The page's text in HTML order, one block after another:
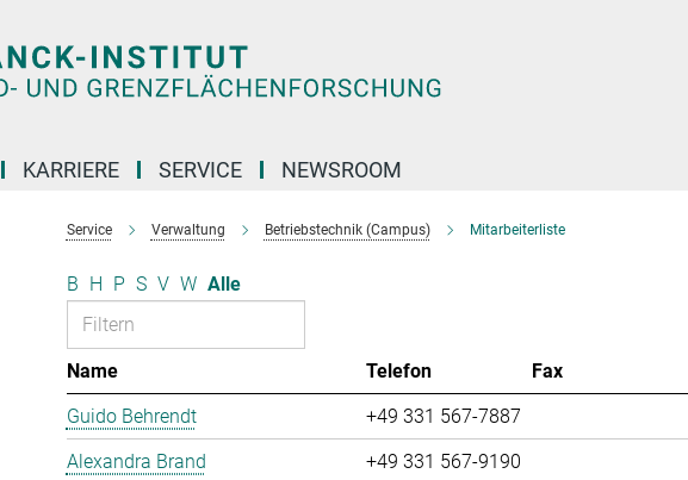
KARRIERE SERVICE NEWSROOM
Service Verwaltung Betriebstechnik (Campus) Mitarbeiterliste
B H P S V W Alle
Name Telefon Fax
Guido Behrendt
+49 331 567-7887
Alexandra Brand
+49 331 567-9190